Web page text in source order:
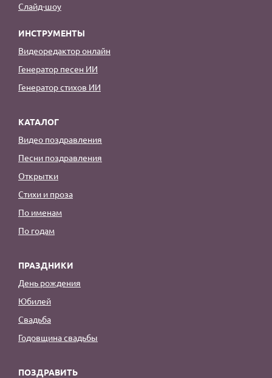
Слайд-шоу
ИНСТРУМЕНТЫ
Видеоредактор онлайн
Генератор песен ИИ
Генератор стихов ИИ
КАТАЛОГ
Видео поздравления
Песни поздравления
Открытки
Стихи и проза
По именам
По годам
ПРАЗДНИКИ
День рождения
Юбилей
Свадьба
Годовщина свадьбы
ПОЗДРАВИТЬ